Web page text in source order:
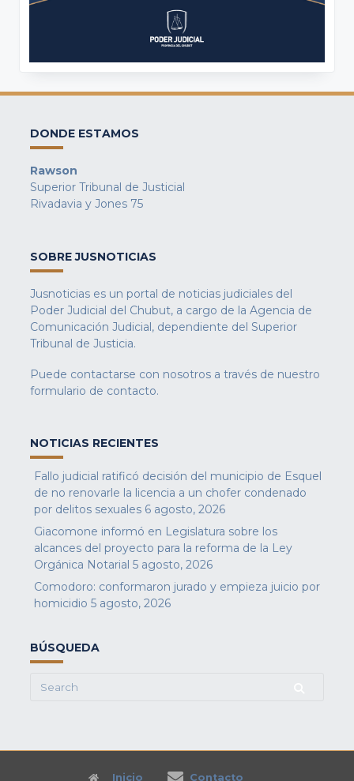
DONDE ESTAMOS
Rawson
Superior Tribunal de Justicial
Rivadavia y Jones 75
SOBRE JUSNOTICIAS
Jusnoticias es un portal de noticias judiciales del
Poder Judicial del Chubut, a cargo de la Agencia de
Comunicación Judicial, dependiente del Superior
Tribunal de Justicia.
Puede contactarse con nosotros a través de nuestro
formulario de contacto.
NOTICIAS RECIENTES
Fallo judicial ratificó decisión del municipio de Esquel
de no renovarle la licencia a un chofer condenado
por delitos sexuales 6 agosto, 2026
Giacomone informó en Legislatura sobre los
alcances del proyecto para la reforma de la Ley
Orgánica Notarial 5 agosto, 2026
Comodoro: conformaron jurado y empieza juicio por
homicidio 5 agosto, 2026
BÚSQUEDA
Search
Inicio Contacto